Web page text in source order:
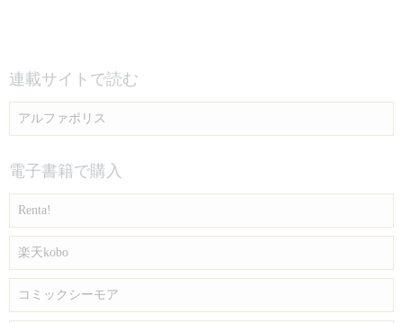
連載サイトで読む
アルファポリス
電子書籍で購入
Renta!
楽天kobo
コミックシーモア